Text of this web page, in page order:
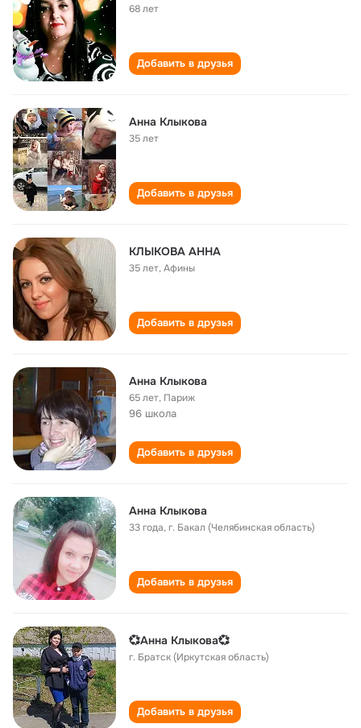
68 лет
Добавить в друзья
Анна Клыкова
35 лет
Добавить в друзья
КЛЫКОВА АННА
35 лет,Афины
Добавить в друзья
Анна Клыкова
65 лет, Париж
96 школа
Добавить в друзья
Анна Клыкова
33 года,г. Бакал (Челябинская область)
Добавить в друзья
💞Анна Клыкова💞
г. Братск (Иркутская область)
Добавить в друзья